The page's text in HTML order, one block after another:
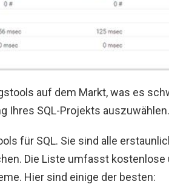
auf dem Markt, was es
Ihres SQL-Projekts auszuwählen.
für SQL. Sie sind alle
Die Liste umfasst
Hier sind einige der besten: